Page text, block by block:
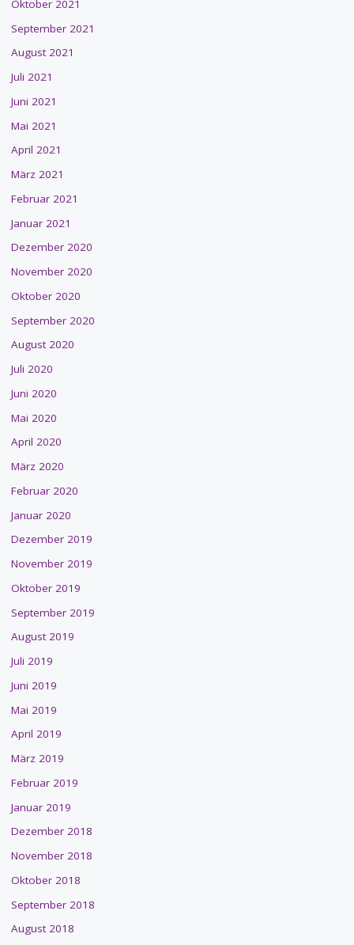
Oktober 2021
September 2021
August 2021
Juli 2021
Juni 2021
Mai 2021
April 2021
März 2021
Februar 2021
Januar 2021
Dezember 2020
November 2020
Oktober 2020
September 2020
August 2020
Juli 2020
Juni 2020
Mai 2020
April 2020
März 2020
Februar 2020
Januar 2020
Dezember 2019
November 2019
Oktober 2019
September 2019
August 2019
Juli 2019
Juni 2019
Mai 2019
April 2019
März 2019
Februar 2019
Januar 2019
Dezember 2018
November 2018
Oktober 2018
September 2018
August 2018